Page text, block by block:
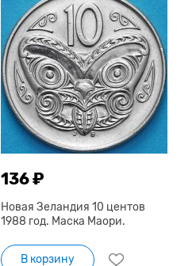
136 ₽
Новая Зеландия 10 центов
1988 год. Маска Маори.
В корзину